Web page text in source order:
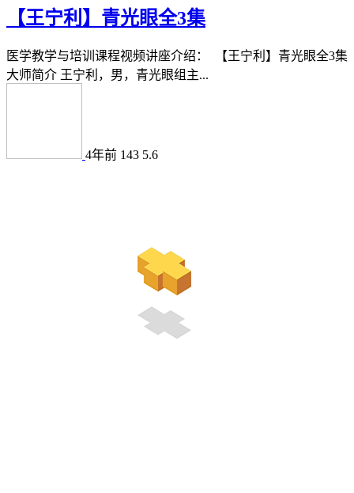
【王宁利】青光眼全3集
医学教学与培训课程视频讲座介绍： 【王宁利】青光眼全3集
大师简介 王宁利，男，青光眼组主...
4年前 143 5.6